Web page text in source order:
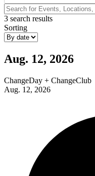
3 search results
Sorting
Aug. 12, 2026
ChangeDay + Change­Club
Aug. 12, 2026